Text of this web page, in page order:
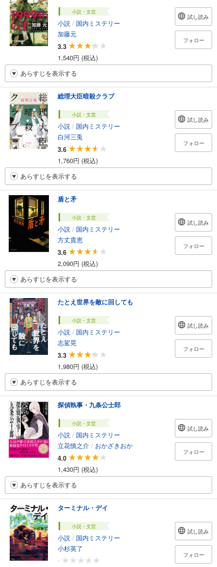
小説・文芸
小説 / 国内ミステリー
加藤元
3.3
1,540円 (税込)
試し読み
フォロー
あらすじを表示する
総理大臣暗殺クラブ
小説・文芸
小説 / 国内ミステリー
白河三兎
3.6
1,760円 (税込)
試し読み
フォロー
あらすじを表示する
盾と矛
小説・文芸
小説 / 国内ミステリー
方丈貴恵
3.6
2,090円 (税込)
試し読み
フォロー
あらすじを表示する
たとえ世界を敵に回しても
小説・文芸
小説 / 国内ミステリー
志駕晃
3.3
1,980円 (税込)
試し読み
フォロー
あらすじを表示する
探偵執事・九条公士郎
小説・文芸
小説 / 国内ミステリー
立花慎之介 / おかざきおか
4.0
1,430円 (税込)
試し読み
フォロー
あらすじを表示する
ターミナル・デイ
小説・文芸
小説 / 国内ミステリー
小杉英了
-
試し読み
フォロー